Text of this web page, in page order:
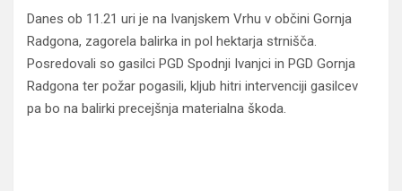
Danes ob 11.21 uri je na Ivanjskem Vrhu v občini Gornja
Radgona, zagorela balirka in pol hektarja strnišča.
Posredovali so gasilci PGD Spodnji Ivanjci in PGD Gornja
Radgona ter požar pogasili, kljub hitri intervenciji gasilcev
pa bo na balirki precejšnja materialna škoda.